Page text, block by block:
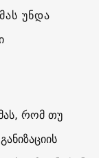
უნდა
რომ თუ